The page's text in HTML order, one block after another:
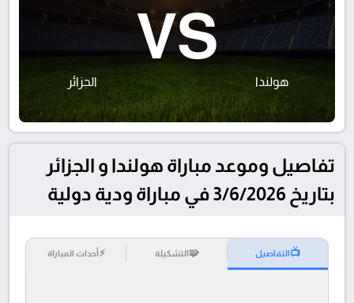
هولندا
VS
الجزائر
تفاصيل وموعد مباراة هولندا و الجزائر
بتاريخ 3/6/2026 في مباراة ودية دولية
📺التفاصيل 🧩التشكيلة ⚡أحداث المباراة